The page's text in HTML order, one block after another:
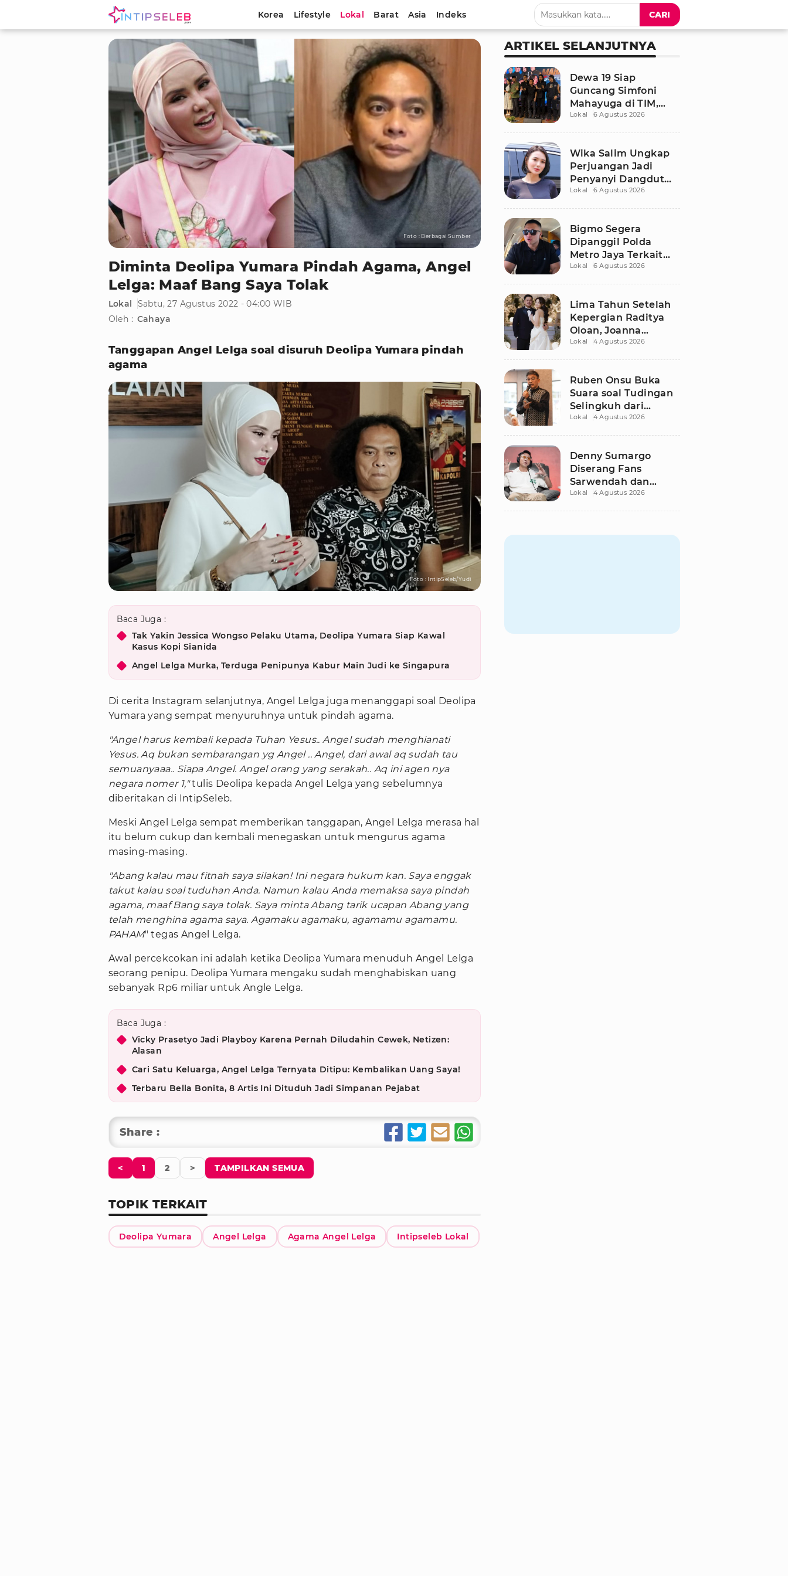
Korea Lifestyle Lokal Barat Asia Indeks CARI
Foto : Berbagai Sumber
Diminta Deolipa Yumara Pindah Agama, Angel
Lelga: Maaf Bang Saya Tolak
Lokal
Sabtu, 27 Agustus 2022 - 04:00 WIB
Oleh : Cahaya
Tanggapan Angel Lelga soal disuruh Deolipa Yumara pindah
agama
Foto : IntipSeleb/Yudi
Baca Juga :
Tak Yakin Jessica Wongso Pelaku Utama, Deolipa Yumara Siap Kawal
Kasus Kopi Sianida
Angel Lelga Murka, Terduga Penipunya Kabur Main Judi ke Singapura
Di cerita Instagram selanjutnya, Angel Lelga juga menanggapi soal Deolipa
Yumara yang sempat menyuruhnya untuk pindah agama.
"Angel harus kembali kepada Tuhan Yesus.. Angel sudah menghianati
Yesus. Aq bukan sembarangan yg Angel .. Angel, dari awal aq sudah tau
semuanyaaa.. Siapa Angel. Angel orang yang serakah.. Aq ini agen nya
negara nomer 1,"tulis Deolipa kepada Angel Lelga yang sebelumnya
diberitakan di IntipSeleb.
Meski Angel Lelga sempat memberikan tanggapan, Angel Lelga merasa hal
itu belum cukup dan kembali menegaskan untuk mengurus agama
masing-masing.
"Abang kalau mau fitnah saya silakan! Ini negara hukum kan. Saya enggak
takut kalau soal tuduhan Anda. Namun kalau Anda memaksa saya pindah
agama, maaf Bang saya tolak. Saya minta Abang tarik ucapan Abang yang
telah menghina agama saya. Agamaku agamaku, agamamu agamamu.
PAHAM" tegas Angel Lelga.
Awal percekcokan ini adalah ketika Deolipa Yumara menuduh Angel Lelga
seorang penipu. Deolipa Yumara mengaku sudah menghabiskan uang
sebanyak Rp6 miliar untuk Angle Lelga.
Baca Juga :
Vicky Prasetyo Jadi Playboy Karena Pernah Diludahin Cewek, Netizen:
Alasan
Cari Satu Keluarga, Angel Lelga Ternyata Ditipu: Kembalikan Uang Saya!
Terbaru Bella Bonita, 8 Artis Ini Dituduh Jadi Simpanan Pejabat
Share :
< 1 2 > TAMPILKAN SEMUA
TOPIK TERKAIT
Deolipa Yumara Angel Lelga Agama Angel Lelga Intipseleb Lokal
ARTIKEL SELANJUTNYA
Dewa 19 Siap
Guncang Simfoni
Mahayuga di TIM,
Bawakan Lagu
Lokal 6 Agustus 2026
Wika Salim Ungkap
Perjuangan Jadi
Penyanyi Dangdut
Sejak SMP, Pernah
Lokal 6 Agustus 2026
Bigmo Segera
Dipanggil Polda
Metro Jaya Terkait
Dugaan Libatkan
Lokal 6 Agustus 2026
Lima Tahun Setelah
Kepergian Raditya
Oloan, Joanna
Alexandra Kembali
Lokal 4 Agustus 2026
Ruben Onsu Buka
Suara soal Tudingan
Selingkuh dari
Sarwendah
Lokal 4 Agustus 2026
Denny Sumargo
Diserang Fans
Sarwendah dan
Ruben Onsu Usai
Lokal 4 Agustus 2026